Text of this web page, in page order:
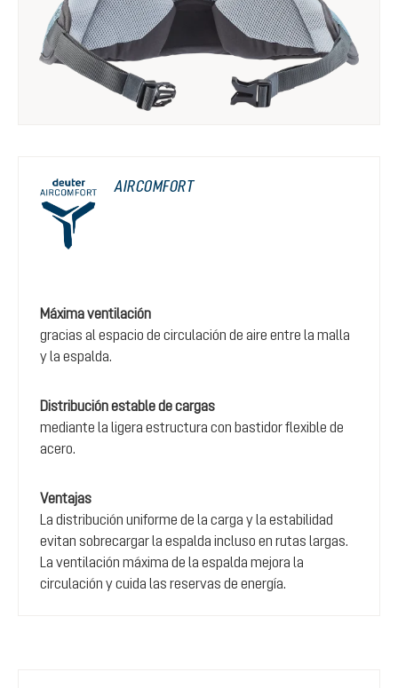
AIRCOMFORT
Máxima ventilación
gracias al espacio de circulación de aire entre la malla
y la espalda.
Distribución estable de cargas
mediante la ligera estructura con bastidor flexible de
acero.
Ventajas
La distribución uniforme de la carga y la estabilidad
evitan sobrecargar la espalda incluso en rutas largas.
La ventilación máxima de la espalda mejora la
circulación y cuida las reservas de energía.